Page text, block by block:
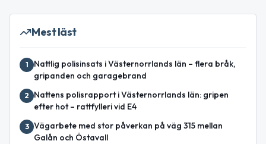
Mest läst
1
Nattlig polisinsats i Västernorrlands län – flera bråk,
gripanden och garagebrand
2
Nattens polisrapport i Västernorrlands län: gripen
efter hot – rattfylleri vid E4
3 Vägarbete med stor påverkan på väg 315 mellan
Galån och Östavall